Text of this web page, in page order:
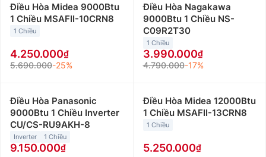
Điều Hòa Midea 9000Btu
1 Chiều MSAFII-10CRN8
1 Chiều
4.250.000
5.690.000-25%
Điều Hòa Nagakawa
9000Btu 1 Chiều NS-
C09R2T30
1 Chiều
3.990.000
4.790.000-17%
Điều Hòa Panasonic
9000Btu 1 Chiều Inverter
CU/CS-RU9AKH-8
Inverter 1 Chiều
9.150.000
Điều Hòa Midea 12000Btu
1 Chiều MSAFII-13CRN8
1 Chiều
5.250.000